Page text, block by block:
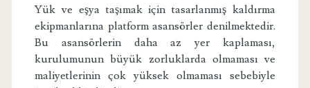
Yük ve eşya taşımak için tasarlanmış kaldırma
ekipmanlarına platform asansörler denilmektedir.
Bu asansörlerin daha az yer kaplaması,
kurulumunun büyük zorluklarda olmaması ve
maliyetlerinin çok yüksek olmaması sebebiyle